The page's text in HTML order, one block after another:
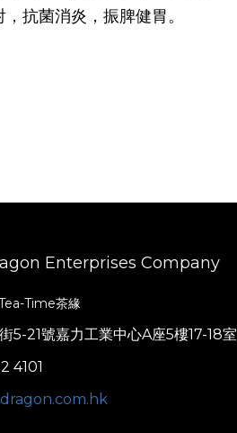
抗菌消炎，振脾健胃。
Enterprises Company
Time茶緣
5-21號嘉力工業中心A座5樓17-18室
4101